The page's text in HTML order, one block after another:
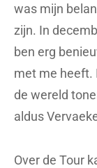
was mijn
zijn. In
ben erg
met me heeft.
de wereld
aldus
Over de Tour